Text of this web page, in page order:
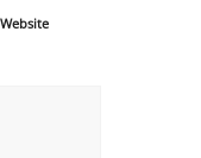
Website